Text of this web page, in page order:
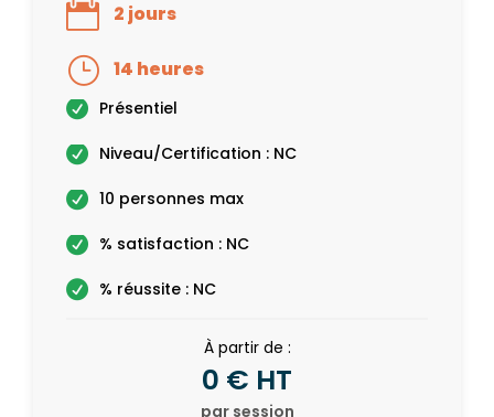
2 jours
14 heures
Présentiel
Niveau/Certification : NC
10 personnes max
% satisfaction : NC
% réussite : NC
À partir de :
0 € HT
par session